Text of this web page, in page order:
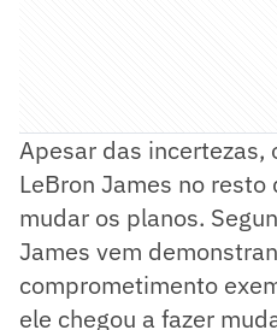
Apesar das incertezas,
LeBron James no
mudar os planos.
James vem
comprometimento
ele chegou a fazer